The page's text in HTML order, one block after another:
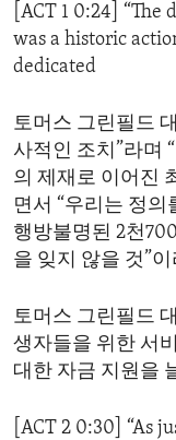
[ACT 1 0:24]
was a historic
dedicated
토머스 그린필드
사적인 조치”라며
의 제재로 이어진
면서 “우리는 정
행방불명된 2천
을 잊지 않을 것”
토머스 그린필드
생자들을 위한 서
대한 자금 지원을
[ACT 2 0:30] “As